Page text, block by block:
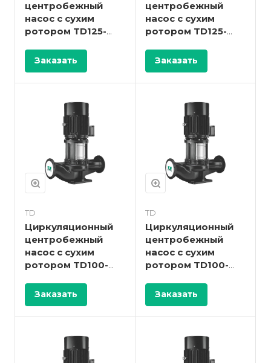
центробежный
насос с сухим
ротором TD125-
Заказать
центробежный
насос с сухим
ротором TD125-
Заказать
TD
Циркуляционный
центробежный
насос с сухим
ротором TD100-
Заказать
TD
Циркуляционный
центробежный
насос с сухим
ротором TD100-
Заказать